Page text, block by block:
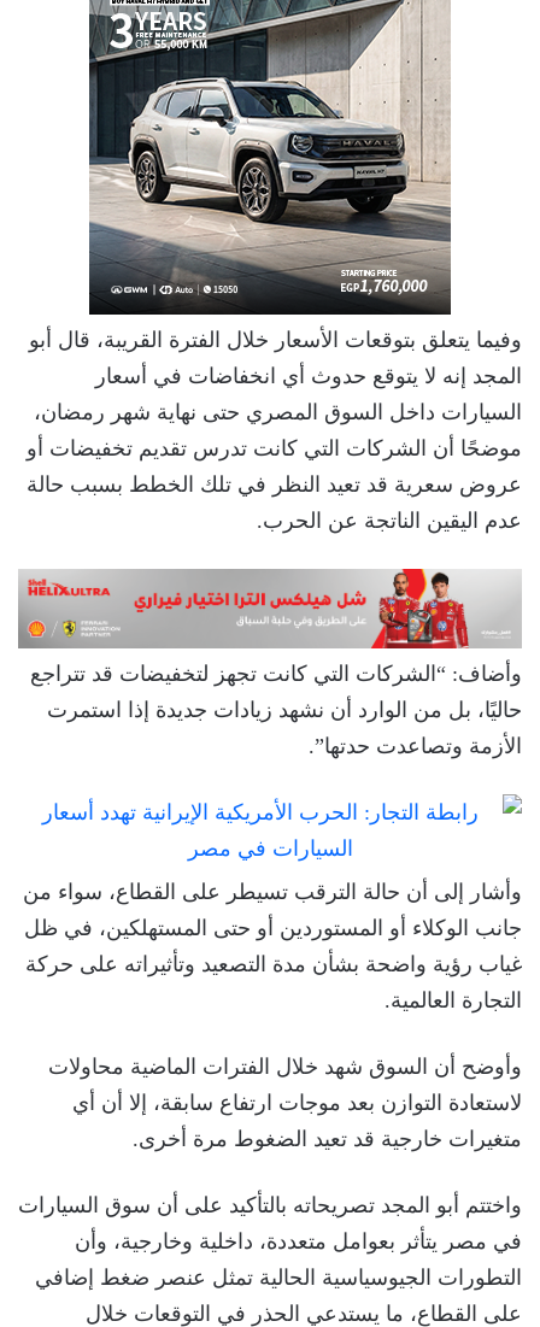
وفيما يتعلق بتوقعات الأسعار خلال الفترة القريبة، قال أبو
المجد إنه لا يتوقع حدوث أي انخفاضات في أسعار
السيارات داخل السوق المصري حتى نهاية شهر رمضان،
موضحًا أن الشركات التي كانت تدرس تقديم تخفيضات أو
عروض سعرية قد تعيد النظر في تلك الخطط بسبب حالة
عدم اليقين الناتجة عن الحرب.
وأضاف: “الشركات التي كانت تجهز لتخفيضات قد تتراجع
حاليًا، بل من الوارد أن نشهد زيادات جديدة إذا استمرت
الأزمة وتصاعدت حدتها”.
وأشار إلى أن حالة الترقب تسيطر على القطاع، سواء من
جانب الوكلاء أو المستوردين أو حتى المستهلكين، في ظل
غياب رؤية واضحة بشأن مدة التصعيد وتأثيراته على حركة
التجارة العالمية.
وأوضح أن السوق شهد خلال الفترات الماضية محاولات
لاستعادة التوازن بعد موجات ارتفاع سابقة، إلا أن أي
متغيرات خارجية قد تعيد الضغوط مرة أخرى.
واختتم أبو المجد تصريحاته بالتأكيد على أن سوق السيارات
في مصر يتأثر بعوامل متعددة، داخلية وخارجية، وأن
التطورات الجيوسياسية الحالية تمثل عنصر ضغط إضافي
على القطاع، ما يستدعي الحذر في التوقعات خلال